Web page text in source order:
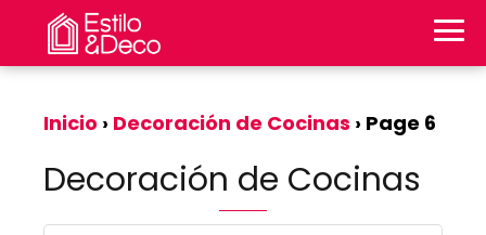
Inicio Decoración de Cocinas Page 6
Decoración de Cocinas